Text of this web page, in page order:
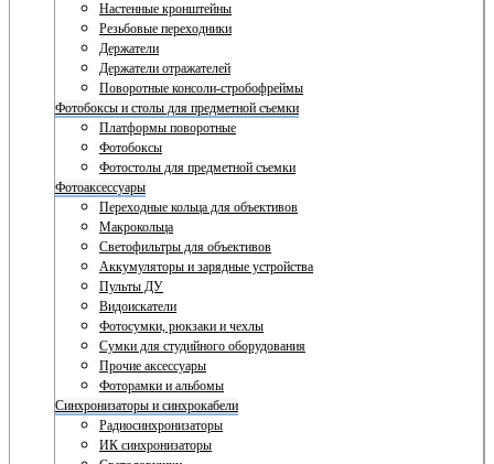
Настенные кронштейны
Резьбовые переходники
Держатели
Держатели отражателей
Поворотные консоли-стробофреймы
Фотобоксы и столы для предметной съемки
Платформы поворотные
Фотобоксы
Фотостолы для предметной съемки
Фотоаксессуары
Переходные кольца для объективов
Макрокольца
Светофильтры для объективов
Аккумуляторы и зарядные устройства
Пульты ДУ
Видоискатели
Фотосумки, рюкзаки и чехлы
Сумки для студийного оборудования
Прочие аксессуары
Фоторамки и альбомы
Синхронизаторы и синхрокабели
Радиосинхронизаторы
ИК синхронизаторы